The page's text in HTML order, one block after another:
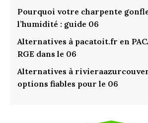
Pourquoi votre charpente
l’humidité : guide 06
Alternatives à pacatoit.fr en
RGE dans le 06
Alternatives à
options fiables pour le 06